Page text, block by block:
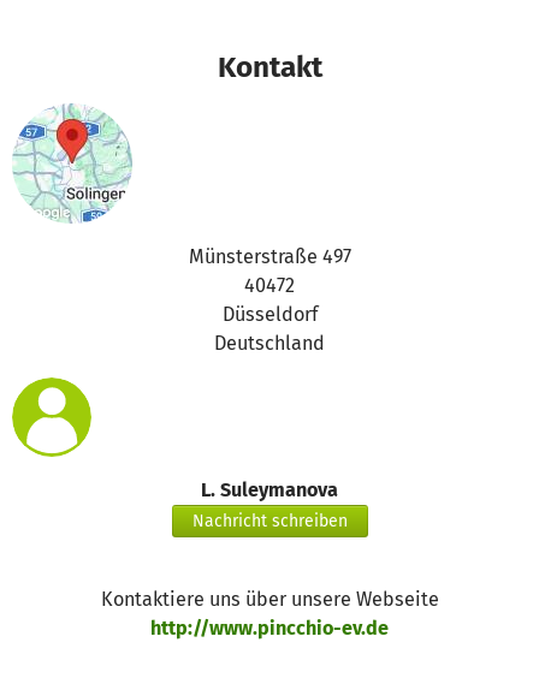
Kontakt
Münsterstraße 497
40472
Düsseldorf
Deutschland
L. Suleymanova
Nachricht schreiben
Kontaktiere uns über unsere Webseite
http://www.pincchio-ev.de